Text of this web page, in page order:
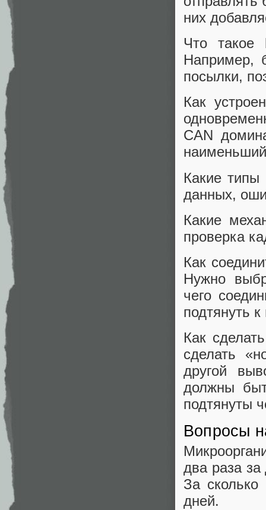
них
Что такое
Например,
посылки,
Как
CAN
Какие
данных,
Какие
проверка
Как
Нужно
чего
подтянуть
Как
сделать
другой
должны
подтянуты
Вопросы
два раза
За
дней.